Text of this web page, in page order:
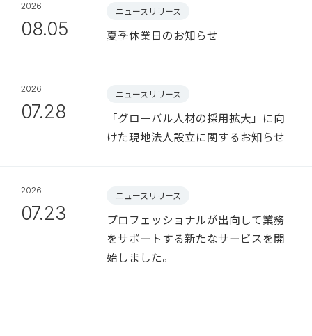
2026
08.05
ニュースリリース
夏季休業日のお知らせ
2026
07.28
ニュースリリース
「グローバル人材の採用拡大」に向
けた現地法人設立に関するお知らせ
2026
07.23
ニュースリリース
プロフェッショナルが出向して業務
をサポートする新たなサービスを開
始しました。